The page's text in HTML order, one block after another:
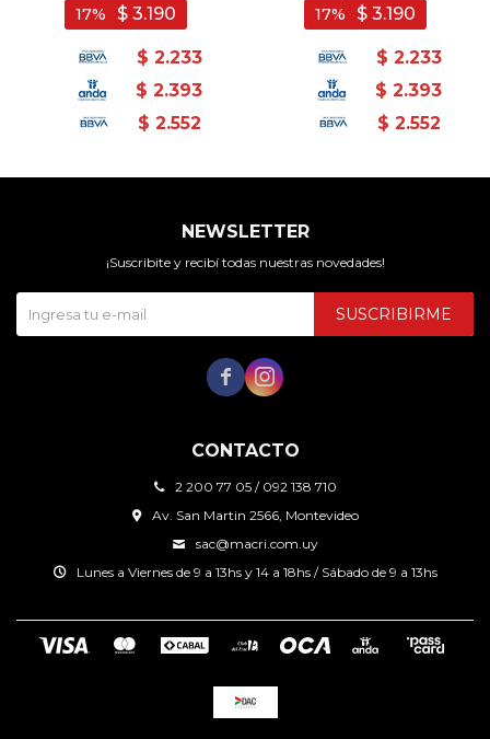
$ 3.190
17
$ 2.233
$ 2.393
$ 2.552
$ 3.190
17
$ 2.233
$ 2.393
$ 2.552
CONTACTO
2 200 77 05 / 092 138 710
Av. San Martin 2566, Montevideo
sac@macri.com.uy
Lunes a Viernes de 9 a 13hs y 14 a 18hs / Sábado de 9 a 13hs
NEWSLETTER
¡Suscribite y recibí todas nuestras novedades!
SUSCRIBIRME
 